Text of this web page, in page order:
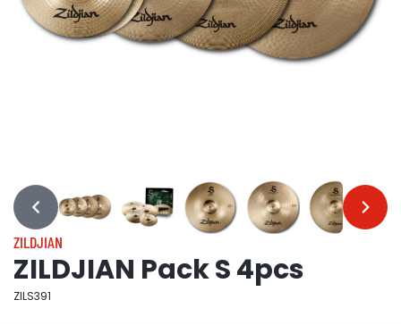
… …
ZILDJIAN
ZILDJIAN Pack S 4pcs
ZILS391